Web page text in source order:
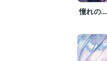
憧れの...